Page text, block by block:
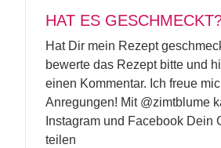
HAT ES
Hat Dir mein Rezept
bewerte das Rezept bitte und
einen Kommentar. Ich freue
Anregungen! Mit @zimtblume
Instagram und Facebook Dein
teilen